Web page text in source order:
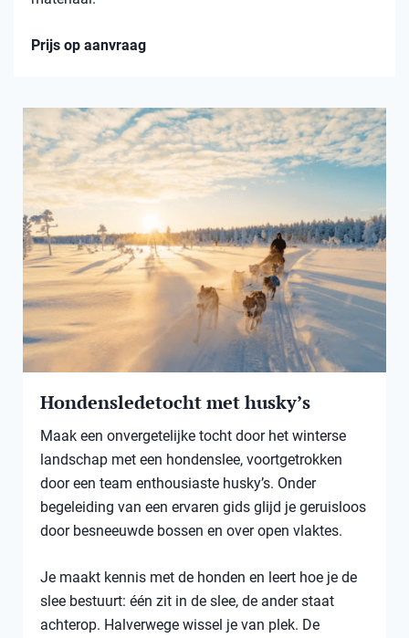
Prijs op aanvraag
Hondensledetocht met husky’s
Maak een onvergetelijke tocht door het winterse
landschap met een hondenslee, voortgetrokken
door een team enthousiaste husky’s. Onder
begeleiding van een ervaren gids glijd je geruisloos
door besneeuwde bossen en over open vlaktes.
Je maakt kennis met de honden en leert hoe je de
slee bestuurt: één zit in de slee, de ander staat
achterop. Halverwege wissel je van plek. De